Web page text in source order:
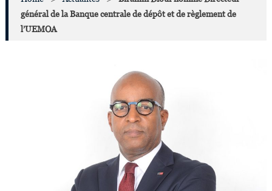
général de la Banque centrale de dépôt et de règlement de
l’UEMOA